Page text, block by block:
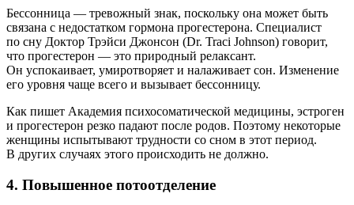
Бессонница — тревожный знак, поскольку она может быть
связана с недостатком гормона прогестерона. Специалист
по сну Доктор Трэйси Джонсон (Dr. Traci Johnson) говорит,
что прогестерон — это природный релаксант.
Он успокаивает, умиротворяет и налаживает сон. Изменение
его уровня чаще всего и вызывает бессонницу.
Как пишет Академия психосоматической медицины, эстроген
и прогестерон резко падают после родов. Поэтому некоторые
женщины испытывают трудности со сном в этот период.
В других случаях этого происходить не должно.
4. Повышенное потоотделение